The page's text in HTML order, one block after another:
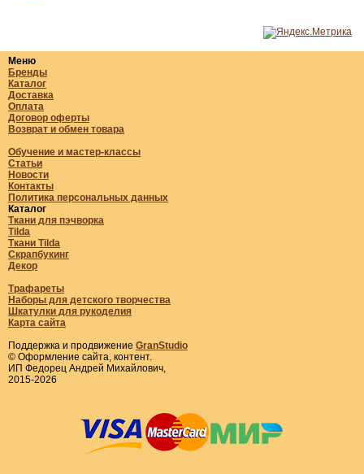
Меню
Бренды
Каталог
Доставка
Оплата
Договор оферты
Возврат и обмен товара
Обучение и мастер-классы
Статьи
Новости
Контакты
Политика персональных данных
Каталог
Ткани для пэчворка
Tilda
Ткани Tilda
Скрапбукинг
Декор
Трафареты
Наборы для детского творчества
Шкатулки для рукоделия
Карта сайта
Поддержка и продвижение GranStudio
© Оформление сайта, контент.
ИП Федорец Андрей Михайлович,
2015-2026